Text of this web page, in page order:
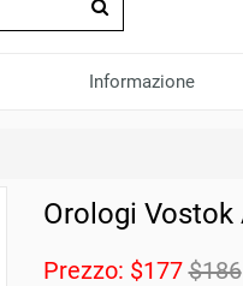
Informazione
Orologi Vostok
Prezzo: $177 $186